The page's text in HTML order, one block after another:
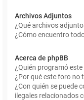
Archivos Adjuntos
¿Qué archivos
¿Cómo encuentro
Acerca de phpBB
¿Quién programó
¿Por qué este foro no
¿Con quién se puede
ilegales relacionados